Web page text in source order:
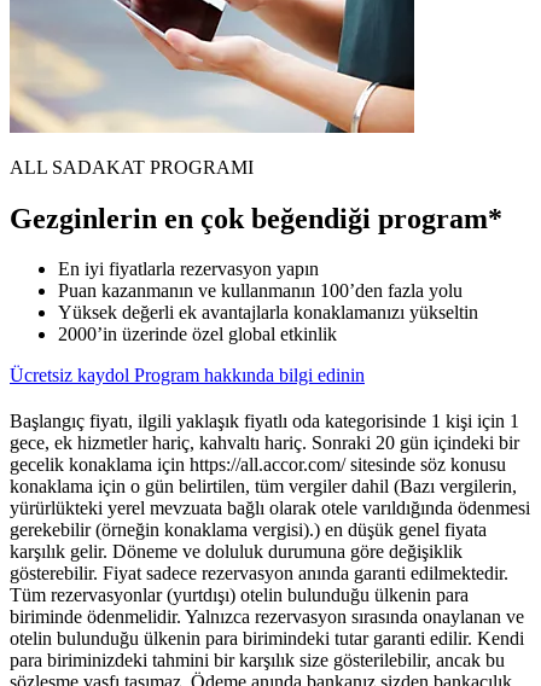
ALL SADAKAT PROGRAMI
Gezginlerin en çok beğendiği program*
En iyi fiyatlarla rezervasyon yapın
Puan kazanmanın ve kullanmanın 100’den fazla yolu
Yüksek değerli ek avantajlarla konaklamanızı yükseltin
2000’in üzerinde özel global etkinlik
Ücretsiz kaydol Program hakkında bilgi edinin
Başlangıç fiyatı, ilgili yaklaşık fiyatlı oda kategorisinde 1 kişi için 1
gece, ek hizmetler hariç, kahvaltı hariç. Sonraki 20 gün içindeki bir
gecelik konaklama için https://all.accor.com/ sitesinde söz konusu
konaklama için o gün belirtilen, tüm vergiler dahil (Bazı vergilerin,
yürürlükteki yerel mevzuata bağlı olarak otele varıldığında ödenmesi
gerekebilir (örneğin konaklama vergisi).) en düşük genel fiyata
karşılık gelir. Döneme ve doluluk durumuna göre değişiklik
gösterebilir. Fiyat sadece rezervasyon anında garanti edilmektedir.
Tüm rezervasyonlar (yurtdışı) otelin bulunduğu ülkenin para
biriminde ödenmelidir. Yalnızca rezervasyon sırasında onaylanan ve
otelin bulunduğu ülkenin para birimindeki tutar garanti edilir. Kendi
para biriminizdeki tahmini bir karşılık size gösterilebilir, ancak bu